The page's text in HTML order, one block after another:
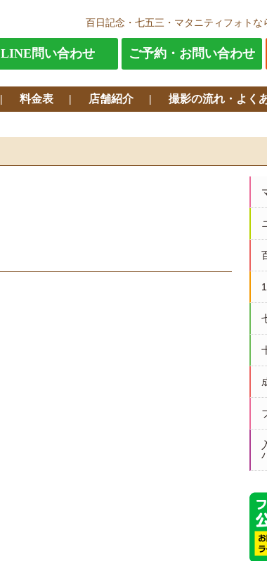
百日記念・七五三・マタニティフォト
LINE問い合わせ ご予約・お問い合わせ
料金表 店舗紹介 撮影の流れ・よく